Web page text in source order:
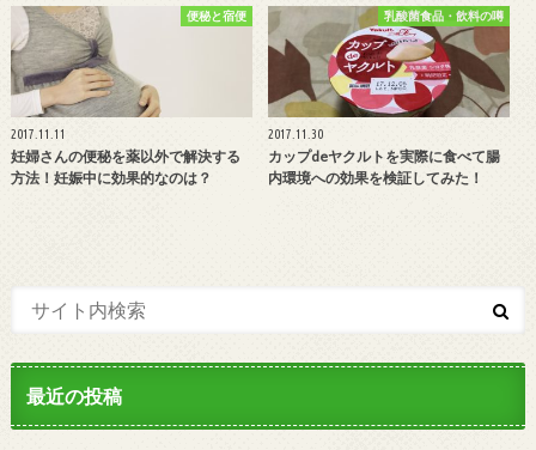
便秘と宿便
2017.11.11
妊婦さんの便秘を薬以外で解決する
方法！妊娠中に効果的なのは？
乳酸菌食品・飲料の噂
2017.11.30
カップdeヤクルトを実際に食べて腸
内環境への効果を検証してみた！
最近の投稿